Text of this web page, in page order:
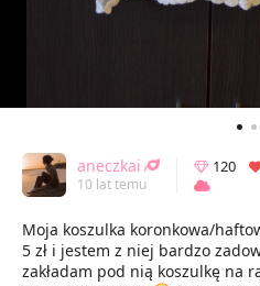
aneczkai
10 lat temu
120
Moja koszulka koronkowa/
5 zł i jestem z niej bardzo
zakładam pod nią koszulkę na